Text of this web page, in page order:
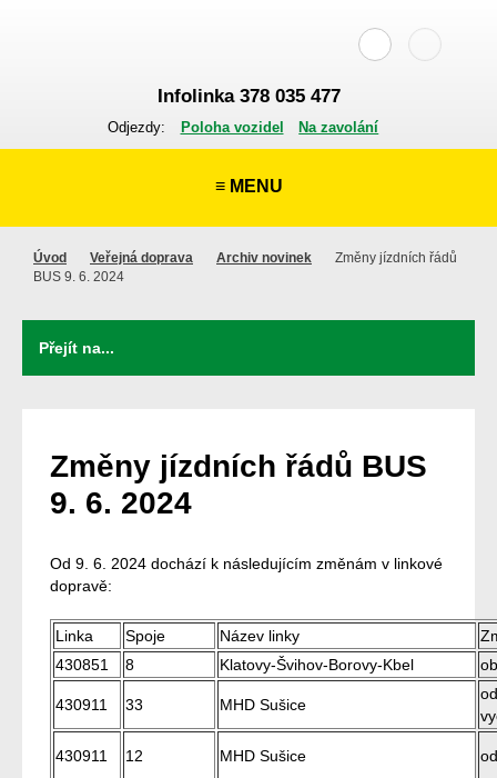
Infolinka 378 035 477
Odjezdy: Poloha vozidel Na zavolání
≡ MENU
Úvod Veřejná doprava Archiv novinek
Změny jízdních řádů
BUS 9. 6. 2024
Změny jízdních řádů BUS
9. 6. 2024
Od 9. 6. 2024 dochází k následujícím změnám v linkové
dopravě:
Linka Spoje Název linky
430851
8 Klatovy-Švihov-Borovy-Kbel
430911 33 MHD Sušice
430911 12 MHD Sušice